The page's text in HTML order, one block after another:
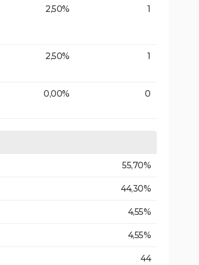
2,50% 1
2,50% 1
0,00% 0
55,70%
44,30%
4,55%
4,55%
44